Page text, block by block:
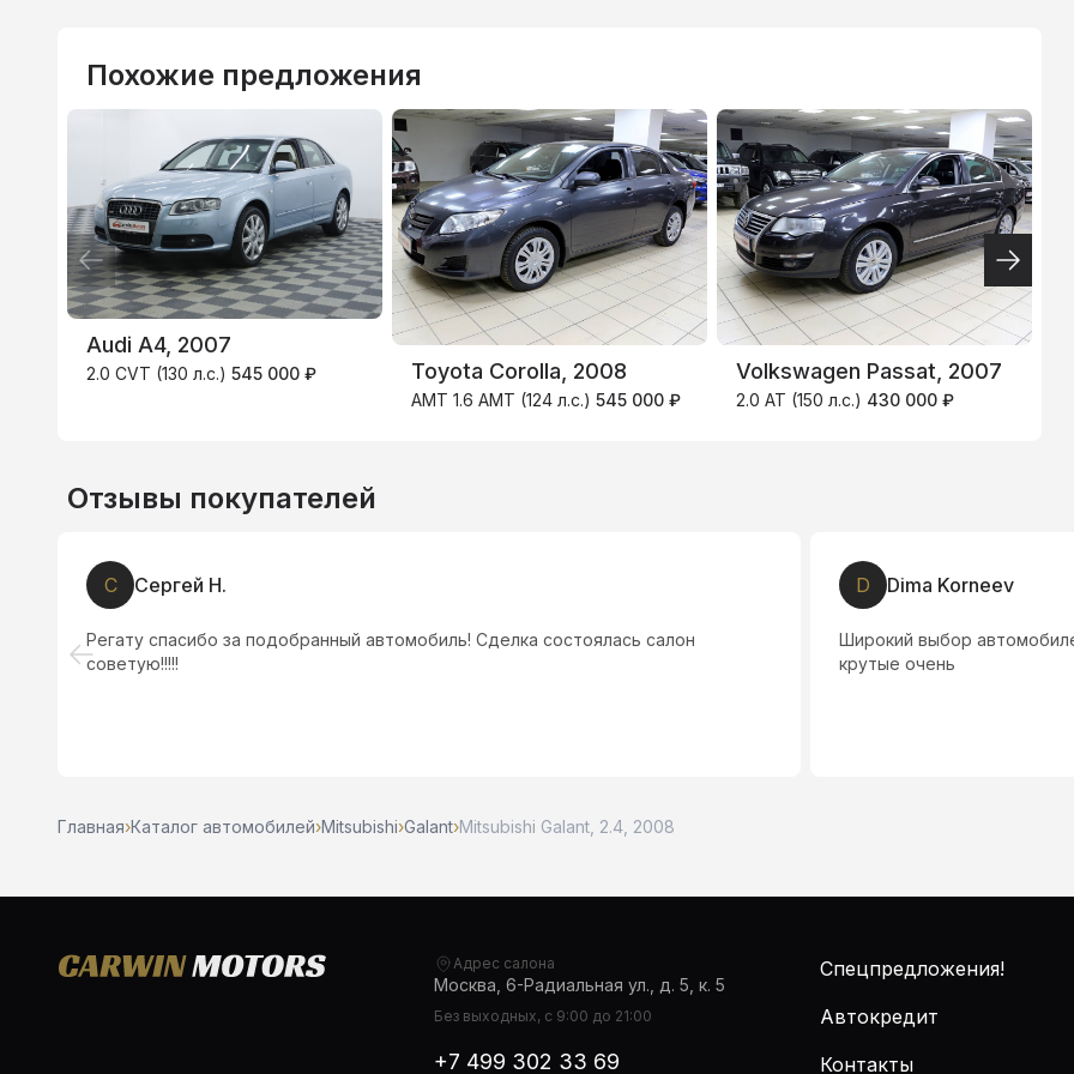
Похожие предложения
Audi A4, 2007
2.0 CVT (130 л.с.) 545 000 ₽ Toyota Corolla, 2008
AMT 1.6 AMT (124 л.с.) 545 000 ₽
Volkswagen Passat, 2007
2.0 AT (150 л.с.) 430 000 ₽
ВТБ
3.9%
ТИНЬКОФФ
4.9%
Отзывы покупателей
D Dima Korneev
Широкий выбор автомобилей по хорошим ценам. Рекомендую всем, ребята
крутые очень
Ю юрий бервинов
Машин много, выбор На
Главная›Каталог автомобилей›Mitsubishi›Galant›Mitsubishi Galant, 2.4, 2008
Адрес салона
Москва, 6-Радиальная ул., д. 5, к. 5
Без выходных, с 9:00 до 21:00
+7 499 302 33 69
Спецпредложения!
Автокредит
Контакты